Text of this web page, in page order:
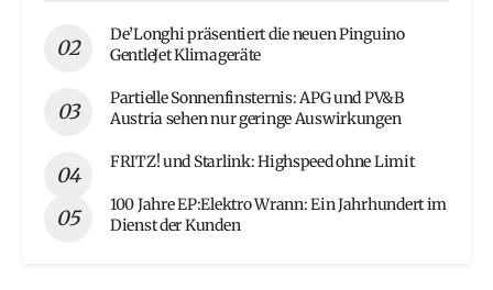
De’Longhi präsentiert die neuen Pinguino
GentleJet Klimageräte
Partielle Sonnenfinsternis: APG und PV&B
Austria sehen nur geringe Auswirkungen
FRITZ! und Starlink: Highspeed ohne Limit
100 Jahre EP:Elektro Wrann: Ein Jahrhundert im
Dienst der Kunden